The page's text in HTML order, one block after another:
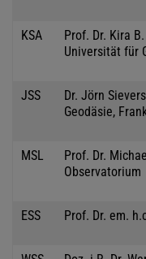
KSA
Prof. Dr. Kira
Universität für
JSS
Dr. Jörn
Geodäsie,
MSL
Prof. Dr.
Observatorium
ESS Prof. Dr. em.